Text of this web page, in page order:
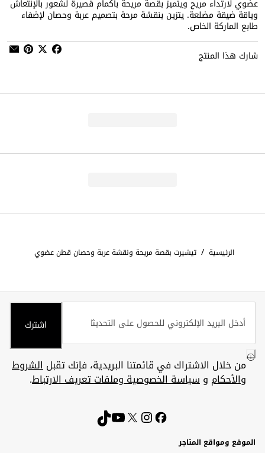
عضوي لارتداء مريح ويتميز بقصة مريحة بأكمام قصيرة لشعور بالإنتعاش
وياقة ضيقة مضلعة. يتزين بنقشة مرحة بتصميم عربة وحصان لإضفاء
طابع الماركة الخاص.
شارك هذا المنتج
الرئيسية / تيشيرت بقصة مريحة ونقشة عربة وحصان قطن عضوي
اشترك
من خلال الاشتراك في قائمتنا البريدية، فإنك تقبلالشروط
والأحكام وسياسة الخصوصية وملفات تعريف الارتباط.
الموقع ومواقع المتاجر